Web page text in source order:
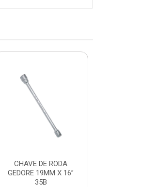
CHAVE DE RODA
GEDORE 19MM X 16”
35B